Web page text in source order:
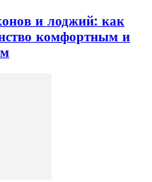
и лоджий: как
комфортным и